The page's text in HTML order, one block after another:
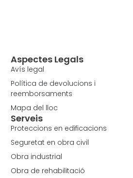
Aspectes Legals
Avís legal
Política de devolucions i
reemborsaments
Mapa del lloc
Serveis
Proteccions en edificacions
Seguretat en obra civil
Obra industrial
Obra de rehabilitació